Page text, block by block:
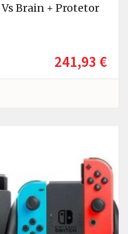
Brain + Protetor
241,93 €